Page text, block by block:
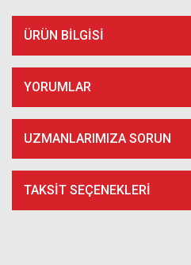
ÜRÜN BILGISI
YORUMLAR
UZMANLARIMIZA SORUN
TAKSIT SEÇENEKLERI